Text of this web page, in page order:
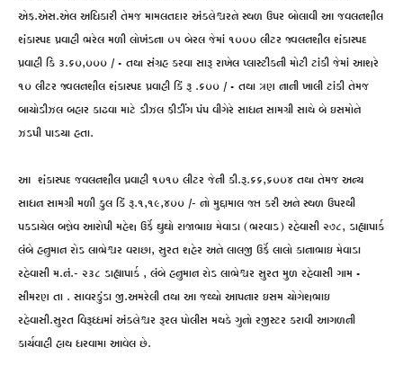
એફ.એસ.એલ અધિકારી તેમજ મામલતદાર અંક્લેશ્વરને સ્થળ ઉપર બોલાવી આ જવલનશીલ
શંકાસ્પદ પ્રવાહી ભરેલ મળી લોખંડના ૦૫ બેરલ જેમાં ૧૦૦૦ લીટર જ્વલનશીલ શંકાસ્પદ
પ્રવાહી કિ ૩.૬૦,૦૦૦ / – તથા સંગ્રહ કરવા સારૂ રાખેલ પ્લાસ્ટીકની મોટી ટાંકી જેમાં આશરે
૧૦ લીટર જ્વલનશીલ શંકાસ્પદ પ્રવાહી કિં રૂ .૬૦૦ / – તથા ત્રણ નાની ખાલી ટાંકી તેમજ
બાયોડીઝલ બહાર કાઢવા માટે ડીઝલ ફીડીંગ પંપ વીગેરે સાધન સામગ્રી સાથે બે ઇસમોને
ઝડપી પાડયા હતા.
આ શંકાસ્પદ જવલનશીલ પ્રવાહી ૧૦૧૦ લીટર જેની કી.રૂ.૬૬,૬૦૦૪ તથા તેમજ અન્ય
સાધન સામગ્રી મળી કુલ કિં રૂ.૧,૧૯,૪૦૦ /- નો મુદ્દામાલ જ્પ્ત કરી અને સ્થળ ઉપરથી
પકડાયેલ બન્નેવ આરોપી મહેશ ઉર્ફે ઘુઘો રાજાભાઇ મેવાડા (ભરવાડ) રહેવાસી ૨૭૮, ડાહ્યાપાર્ક
લંબે હનુમાન રોડ લાભેશ્વર વરાછા, સુરત શહેર અને લાલજી ઉર્ફે લાલો કાનાભાઇ મેવાડા
રહેવાસી મ.નં.- ૨૩૮ ડાહ્યાપાર્ક , લંબે હનુમાન રોડ લાભેશ્વર સુરત મુળ રહેવાસી ગામ –
સીમરણ તા . સાવરકુંડા જી.અમરેલી તથા આ જથ્થો આપનાર ઇસમ યોગેશભાઇ
રહેવાસી.સુરત વિરૂધ્ધમાં અંક્લેશ્વર રૂરલ પોલીસ મથકે ગુનો રજીસ્ટર કરાવી આગળની
કાર્યવાહી હાથ ધરવામા આવેલ છે.